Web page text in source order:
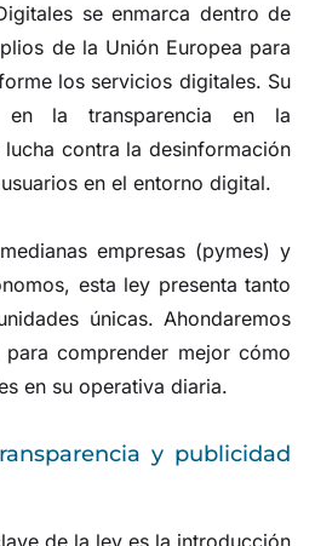
se enmarca dentro de
de la Unión Europea para
los servicios digitales. Su
la transparencia en la
contra la desinformación
en el entorno digital.
empresas (pymes) y
esta ley presenta tanto
únicas. Ahondaremos
comprender mejor cómo
en su operativa diaria.
y publicidad
de la ley es la introducción